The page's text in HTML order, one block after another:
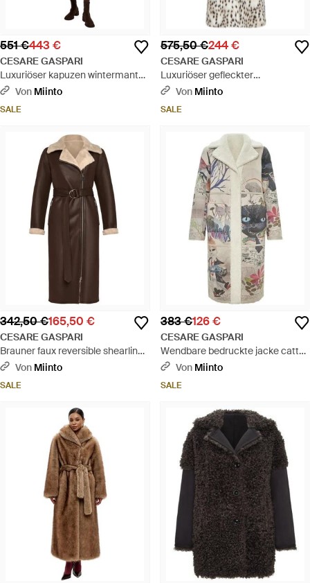
551 €443 €
CESARE GASPARI
Luxuriöser kapuzen wintermantel
- Schwarz
Von Miinto
SALE
575,50 €244 €
CESARE GASPARI
Luxuriöser gefleckter
kunstpelzmantel - Weiß
Von Miinto
SALE
342,50 €165,50 €
CESARE GASPARI
Brauner faux reversible shearling
langer tel - Braun
Von Miinto
SALE
383 €126 €
CESARE GASPARI
Wendbare bedruckte jacke catty -
weiß - Natur
Von Miinto
SALE